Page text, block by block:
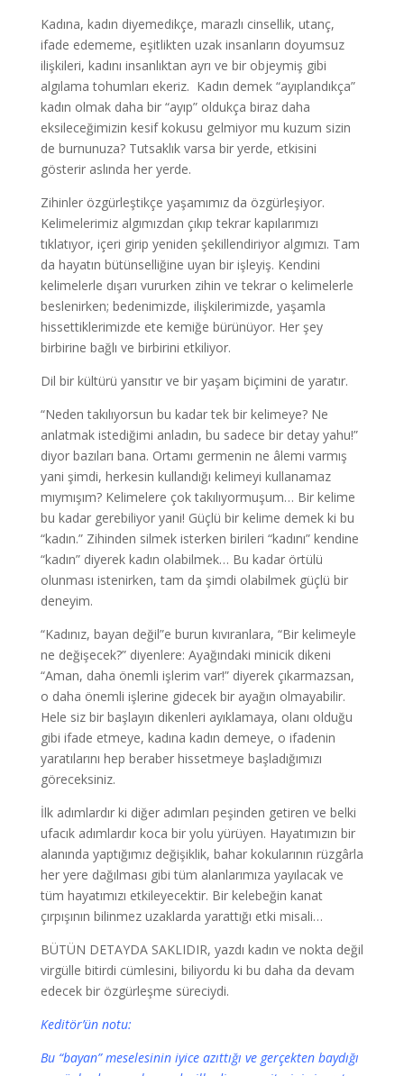
Kadına, kadın diyemedikçe, marazlı cinsellik, utanç,
ifade edememe, eşitlikten uzak insanların doyumsuz
ilişkileri, kadını insanlıktan ayrı ve bir objeymiş gibi
algılama tohumları ekeriz. Kadın demek “ayıplandıkça”
kadın olmak daha bir “ayıp” oldukça biraz daha
eksileceğimizin kesif kokusu gelmiyor mu kuzum sizin
de burnunuza? Tutsaklık varsa bir yerde, etkisini
gösterir aslında her yerde.
Zihinler özgürleştikçe yaşamımız da özgürleşiyor.
Kelimelerimiz algımızdan çıkıp tekrar kapılarımızı
tıklatıyor, içeri girip yeniden şekillendiriyor algımızı. Tam
da hayatın bütünselliğine uyan bir işleyiş. Kendini
kelimelerle dışarı vururken zihin ve tekrar o kelimelerle
beslenirken; bedenimizde, ilişkilerimizde, yaşamla
hissettiklerimizde ete kemiğe bürünüyor. Her şey
birbirine bağlı ve birbirini etkiliyor.
Dil bir kültürü yansıtır ve bir yaşam biçimini de yaratır.
“Neden takılıyorsun bu kadar tek bir kelimeye? Ne
anlatmak istediğimi anladın, bu sadece bir detay yahu!”
diyor bazıları bana. Ortamı germenin ne âlemi varmış
yani şimdi, herkesin kullandığı kelimeyi kullanamaz
mıymışım? Kelimelere çok takılıyormuşum… Bir kelime
bu kadar gerebiliyor yani! Güçlü bir kelime demek ki bu
“kadın.” Zihinden silmek isterken birileri “kadını” kendine
“kadın” diyerek kadın olabilmek… Bu kadar örtülü
olunması istenirken, tam da şimdi olabilmek güçlü bir
deneyim.
“Kadınız, bayan değil”e burun kıvıranlara, “Bir kelimeyle
ne değişecek?” diyenlere: Ayağındaki minicik dikeni
“Aman, daha önemli işlerim var!” diyerek çıkarmazsan,
o daha önemli işlerine gidecek bir ayağın olmayabilir.
Hele siz bir başlayın dikenleri ayıklamaya, olanı olduğu
gibi ifade etmeye, kadına kadın demeye, o ifadenin
yaratılarını hep beraber hissetmeye başladığımızı
göreceksiniz.
İlk adımlardır ki diğer adımları peşinden getiren ve belki
ufacık adımlardır koca bir yolu yürüyen. Hayatımızın bir
alanında yaptığımız değişiklik, bahar kokularının rüzgârla
her yere dağılması gibi tüm alanlarımıza yayılacak ve
tüm hayatımızı etkileyecektir. Bir kelebeğin kanat
çırpışının bilinmez uzaklarda yarattığı etki misali…
BÜTÜN DETAYDA SAKLIDIR, yazdı kadın ve nokta değil
virgülle bitirdi cümlesini, biliyordu ki bu daha da devam
edecek bir özgürleşme süreciydi.
Keditör’ün notu:
Bu “bayan” meselesinin iyice azıttığı ve gerçekten baydığı